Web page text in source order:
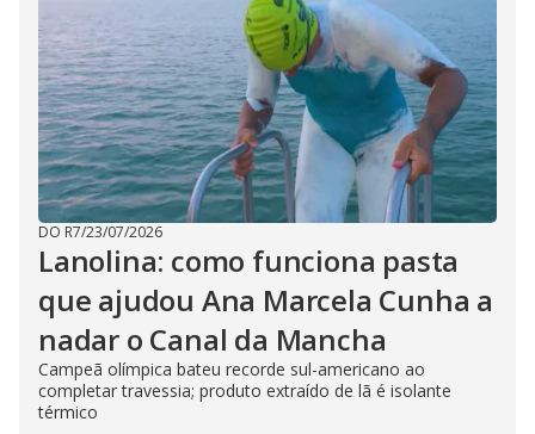
DO R7/23/07/2026
Lanolina: como funciona pasta
que ajudou Ana Marcela Cunha a
nadar o Canal da Mancha
Campeã olímpica bateu recorde sul-americano ao
completar travessia; produto extraído de lã é isolante
térmico